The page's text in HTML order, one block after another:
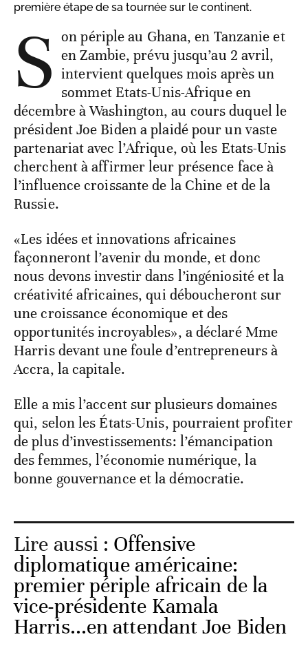
première étape de sa tournée sur le continent.
S on périple au Ghana, en Tanzanie et
en Zambie, prévu jusqu’au 2 avril,
intervient quelques mois après un
sommet Etats-Unis-Afrique en
décembre à Washington, au cours duquel le
président Joe Biden a plaidé pour un vaste
partenariat avec l’Afrique, où les Etats-Unis
cherchent à affirmer leur présence face à
l’influence croissante de la Chine et de la
Russie.
«Les idées et innovations africaines
façonneront l’avenir du monde, et donc
nous devons investir dans l’ingéniosité et la
créativité africaines, qui déboucheront sur
une croissance économique et des
opportunités incroyables», a déclaré Mme
Harris devant une foule d’entrepreneurs à
Accra, la capitale.
Elle a mis l’accent sur plusieurs domaines
qui, selon les États-Unis, pourraient profiter
de plus d’investissements: l’émancipation
des femmes, l’économie numérique, la
bonne gouvernance et la démocratie.
Lire aussi : Offensive
diplomatique américaine:
premier périple africain de la
vice-présidente Kamala
Harris...en attendant Joe Biden